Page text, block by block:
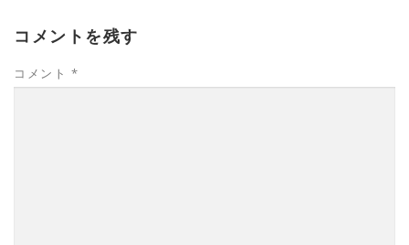
コメントを残す
コメント *